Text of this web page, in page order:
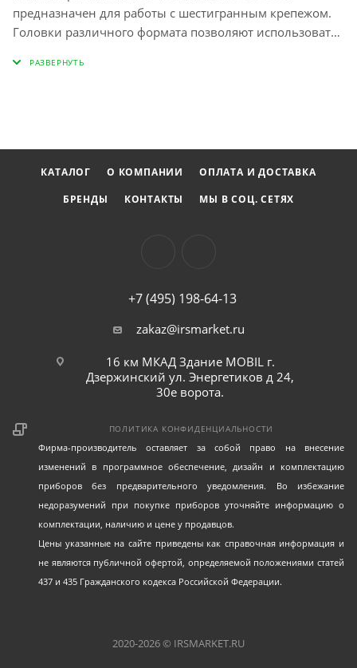
предназначен для работы с шестигранным крепежом.
Головки различного формата позволяют использовать
ключа позволяет приложить незначительное усилие,
КАТАЛОГ О КОМПАНИИ
ОПЛАТА И ДОСТАВКА
БРЕНДЫ
КОНТАКТЫ МЫ В СОЦ. СЕТЯХ
+7 (495) 198-64-13
zakaz@irsmarket.ru
16 км МКАД Здание MOBIL г.
Дзержинский ул. Энергетиков д 24,
30е ворота.
ПОЛИТИКА КОНФИДЕНЦИАЛЬНОСТИ
Фирма-производитель оставляет за собой право на внесение
изменений в программное обеспечение, дизайн и комплектацию
приборов без предварительного уведомления. Во избежание
недоразумений при покупке приборов уточняйте информацию о
комплектации, наличию и цене у продавцов.
Цены указанные на сайте приведены как справочная информация и
не являются публичной офертой, определяемой положениями статей
437 и 435 Гражданского кодекса Российской Федерации.
2020-2026 © IRSMARKET.RU